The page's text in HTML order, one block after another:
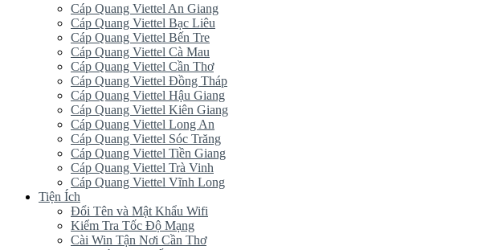
Cáp Quang Viettel An Giang
Cáp Quang Viettel Bạc Liêu
Cáp Quang Viettel Bến Tre
Cáp Quang Viettel Cà Mau
Cáp Quang Viettel Cần Thơ
Cáp Quang Viettel Đồng Tháp
Cáp Quang Viettel Hậu Giang
Cáp Quang Viettel Kiên Giang
Cáp Quang Viettel Long An
Cáp Quang Viettel Sóc Trăng
Cáp Quang Viettel Tiền Giang
Cáp Quang Viettel Trà Vinh
Cáp Quang Viettel Vĩnh Long
Tiện Ích
Đổi Tên và Mật Khẩu Wifi
Kiểm Tra Tốc Độ Mạng
Cài Win Tận Nơi Cần Thơ